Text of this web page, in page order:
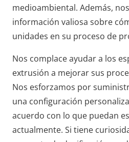
medioambiental. Además,
información valiosa sobre
unidades en su proceso de
Nos complace ayudar a los
extrusión a mejorar sus
Nos esforzamos por
una configuración
acuerdo con lo que puedan
actualmente. Si tiene